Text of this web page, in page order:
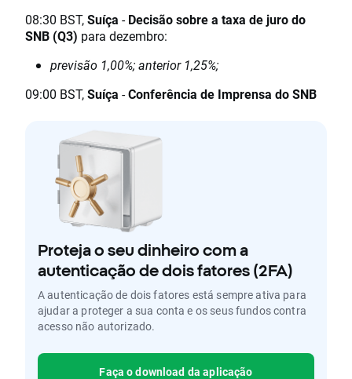
08:30 BST,Suíça -Decisão sobre a taxa de juro do
SNB (Q3) para dezembro:
previsão 1,00%; anterior 1,25%;
09:00 BST,Suíça -Conferência de Imprensa do SNB
Proteja o seu dinheiro com a
autenticação de dois fatores (2FA)
A autenticação de dois fatores está sempre ativa para
ajudar a proteger a sua conta e os seus fundos contra
acesso não autorizado.
Faça o download da aplicação